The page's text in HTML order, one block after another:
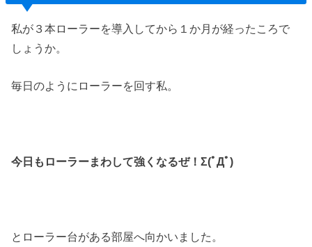
私が３本ローラーを導入してから１か月が経ったころで
しょうか。
毎日のようにローラーを回す私。
今日もローラーまわして強くなるぜ！Σ(ﾟДﾟ)
とローラー台がある部屋へ向かいました。